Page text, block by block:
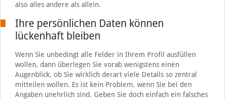
also alles andere als allein.
Ihre persönlichen Daten können
lückenhaft bleiben
Wenn Sie unbedingt alle Felder in Ihrem Profil ausfüllen
wollen, dann überlegen Sie vorab wenigstens einen
Augenblick, ob Sie wirklich derart viele Details so zentral
mitteilen wollen. Es ist kein Problem, wenn Sie bei den
Angaben unehrlich sind. Geben Sie doch einfach ein falsches